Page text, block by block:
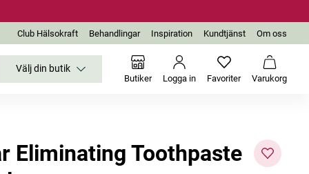
Club Hälsokraft Behandlingar Inspiration Kundtjänst Om oss
Välj din butik
Butiker Logga in FavoriterInga favoriter
Varukorg
Eliminating Toothpaste